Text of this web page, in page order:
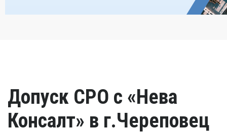
Допуск СРО с «Нева
Консалт» в г.Череповец